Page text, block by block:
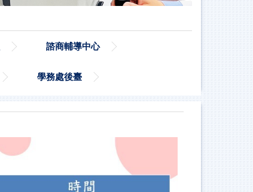
諮商輔導中心
學務處後臺